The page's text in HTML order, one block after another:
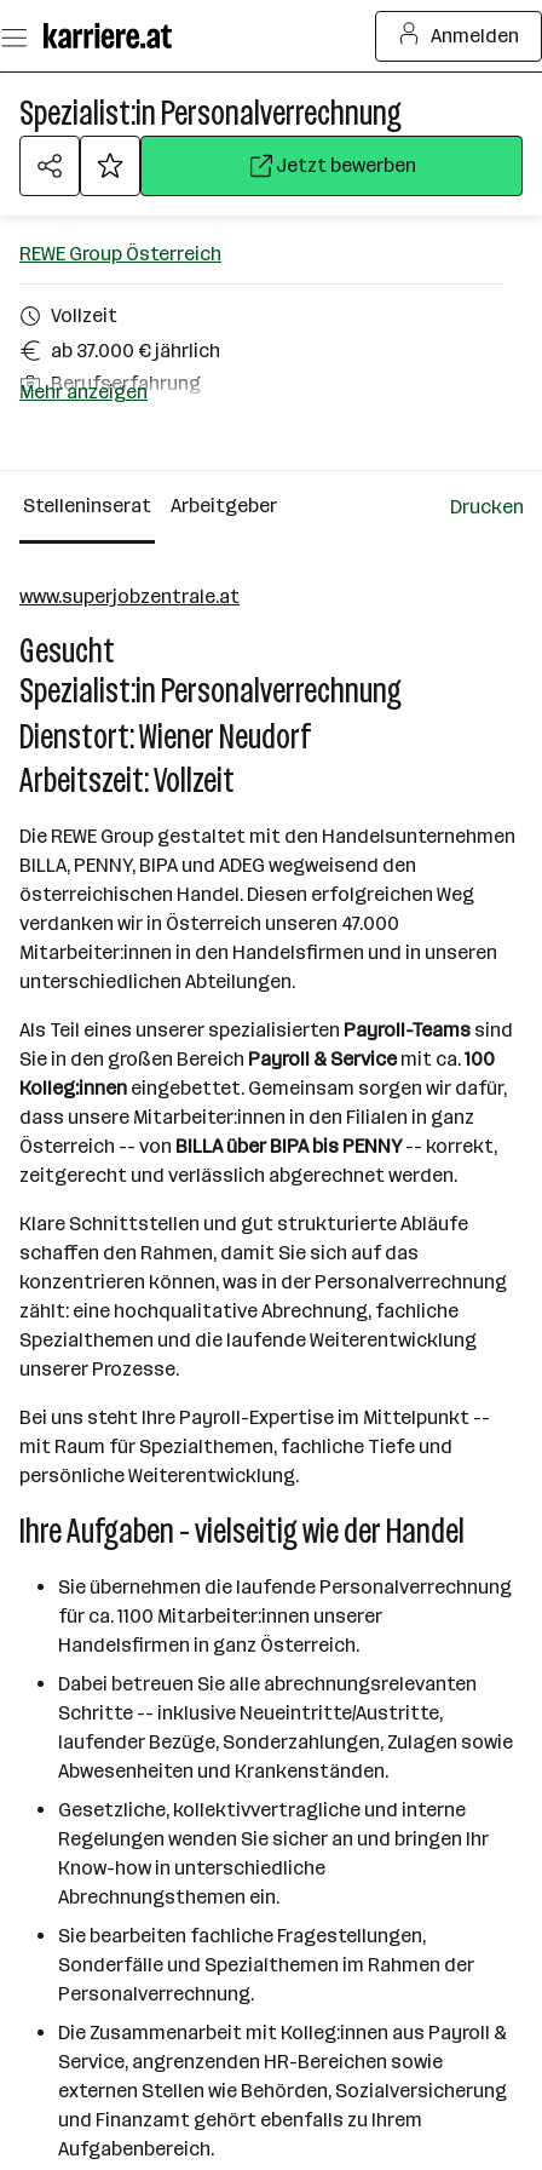
Seiteninhalt
springen
Anmelden
Spezialist:in Personalverrechnung
Jetzt bewerben
REWE Group Österreich
Vollzeit
ab 37.000 € jährlich
Berufserfahrung
Wr. Neudorf
Mehr anzeigen
Stelleninserat Arbeitgeber Drucken
www.superjobzentrale.at
Gesucht
Spezialist:in Personalverrechnung
Dienstort: Wiener Neudorf
Arbeitszeit: Vollzeit
Die REWE Group gestaltet mit den Handelsunternehmen
BILLA, PENNY, BIPA und ADEG wegweisend den
österreichischen Handel. Diesen erfolgreichen Weg
verdanken wir in Österreich unseren 47.000
Mitarbeiter:innen in den Handelsfirmen und in unseren
unterschiedlichen Abteilungen.
Als Teil eines unserer spezialisierten Payroll-Teams sind
Sie in den großen Bereich Payroll & Servicemit ca.100
Kolleg:innen eingebettet. Gemeinsam sorgen wir dafür,
dass unsere Mitarbeiter:innen in den Filialen in ganz
Österreich -- von BILLA über BIPA bis PENNY-- korrekt,
zeitgerecht und verlässlich abgerechnet werden.
Klare Schnittstellen und gut strukturierte Abläufe
schaffen den Rahmen, damit Sie sich auf das
konzentrieren können, was in der Personalverrechnung
zählt: eine hochqualitative Abrechnung, fachliche
Spezialthemen und die laufende Weiterentwicklung
unserer Prozesse.
Bei uns steht Ihre Payroll-Expertise im Mittelpunkt --
mit Raum für Spezialthemen, fachliche Tiefe und
persönliche Weiterentwicklung.
Ihre Aufgaben - vielseitig wie der Handel
Sie übernehmen die laufende Personalverrechnung
für ca. 1100 Mitarbeiter:innen unserer
Handelsfirmen in ganz Österreich.
Dabei betreuen Sie alle abrechnungsrelevanten
Schritte -- inklusive Neueintritte/Austritte,
laufender Bezüge, Sonderzahlungen, Zulagen sowie
Abwesenheiten und Krankenständen.
Gesetzliche, kollektivvertragliche und interne
Regelungen wenden Sie sicher an und bringen Ihr
Know-how in unterschiedliche
Abrechnungsthemen ein.
Sie bearbeiten fachliche Fragestellungen,
Sonderfälle und Spezialthemen im Rahmen der
Personalverrechnung.
Die Zusammenarbeit mit Kolleg:innen aus Payroll &
Service, angrenzenden HR-Bereichen sowie
externen Stellen wie Behörden, Sozialversicherung
und Finanzamt gehört ebenfalls zu Ihrem
Aufgabenbereich.